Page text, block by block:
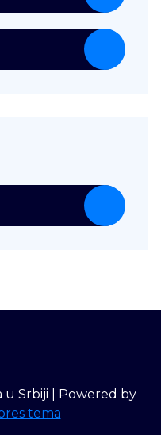
u Srbiji | Powered by
tema